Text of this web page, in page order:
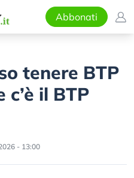
Abbonati
tenere BTP
il BTP
- 13:00